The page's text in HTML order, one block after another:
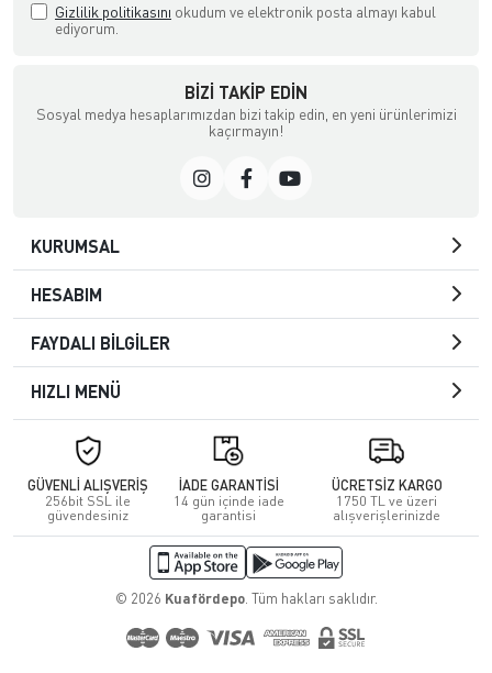
Gizlilik politikasını okudum ve elektronik posta almayı kabul
ediyorum.
BIZI TAKIP EDIN
Sosyal medya hesaplarımızdan bizi takip edin, en yeni ürünlerimizi
kaçırmayın!
KURUMSAL
HESABIM
FAYDALI BİLGİLER
HIZLI MENÜ
GÜVENLİ ALIŞVERİŞ
256bit SSL ile
güvendesiniz
İADE GARANTİSİ
14 gün içinde iade
garantisi
ÜCRETSİZ KARGO
1750 TL ve üzeri
alışverişlerinizde
© 2026 Kuafördepo. Tüm hakları saklıdır.